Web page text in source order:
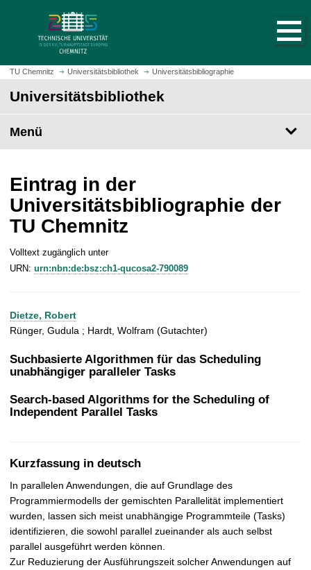
z
m
t
e
i
t
u
f
r
u
e
n
TU Chemnitz Universitätsbibliothek Universitätsbibliographie
Universitätsbibliothek
Menü
Eintrag in der
Universitätsbibliographie der
TU Chemnitz
Volltext zugänglich unter
URN: urn:nbn:de:bsz:ch1-qucosa2-790089
Dietze, Robert
Rünger, Gudula ; Hardt, Wolfram (Gutachter)
Suchbasierte Algorithmen für das Scheduling
unabhängiger paralleler Tasks
Search-based Algorithms for the Scheduling of
Independent Parallel Tasks
Kurzfassung in deutsch
In parallelen Anwendungen, die auf Grundlage des
Programmiermodells der gemischten Parallelität implementiert
wurden, lassen sich meist unabhängige Programmteile (Tasks)
identifizieren, die sowohl parallel zueinander als auch selbst
parallel ausgeführt werden können.
Zur Reduzierung der Ausführungszeit solcher Anwendungen auf